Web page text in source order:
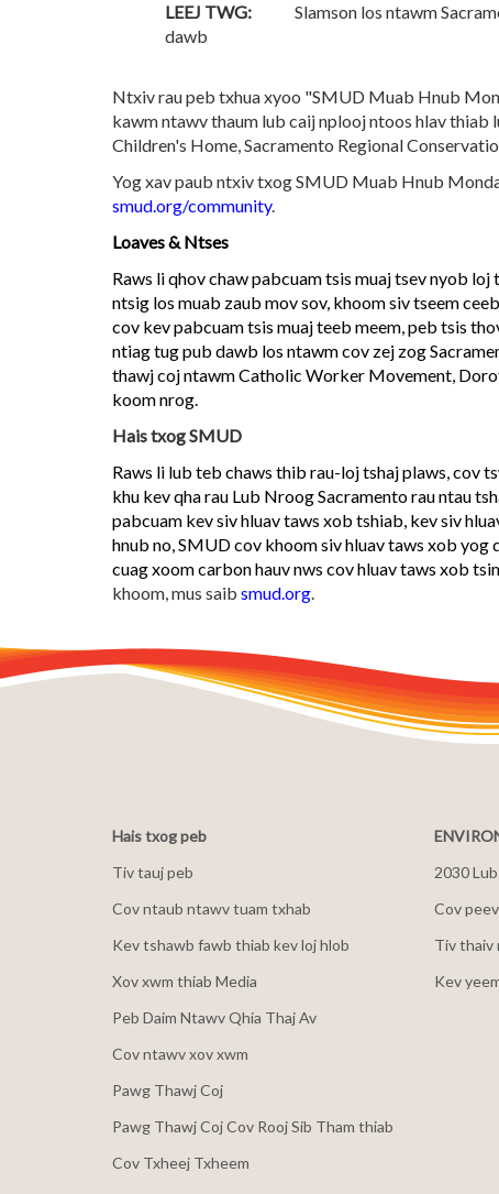
LEEJ TWG: Slamson los ntawm
dawb
Ntxiv rau peb txhua xyoo "SMUD Muab Hnub
kawm ntawv thaum lub caij nplooj ntoos hlav thiab
Children's Home, Sacramento Regional
Yog xav paub ntxiv txog SMUD Muab Hnub
smud.org/community.
Loaves & Ntses
Raws li qhov chaw pabcuam tsis muaj tsev nyob
ntsig los muab zaub mov sov, khoom siv tseem
cov kev pabcuam tsis muaj teeb meem, peb tsis
ntiag tug pub dawb los ntawm cov zej zog
thawj coj ntawm Catholic Worker Movement,
koom nrog.
Hais txog SMUD
Raws li lub teb chaws thib rau-loj tshaj plaws, cov
khu kev qha rau Lub Nroog Sacramento rau ntau
pabcuam kev siv hluav taws xob tshiab, kev siv
hnub no, SMUD cov khoom siv hluav taws xob
cuag xoom carbon hauv nws cov hluav taws xob
khoom, mus saib smud.org.
Hais txog peb
Tiv tauj peb
Cov ntaub ntawv tuam txhab
Kev tshawb fawb thiab kev loj hlob
Xov xwm thiab Media
Peb Daim Ntawv Qhia Thaj Av
Cov ntawv xov xwm
Pawg Thawj Coj
Pawg Thawj Coj Cov Rooj Sib Tham thiab
Cov Txheej Txheem
2030
Cov
Tiv thaiv
Kev